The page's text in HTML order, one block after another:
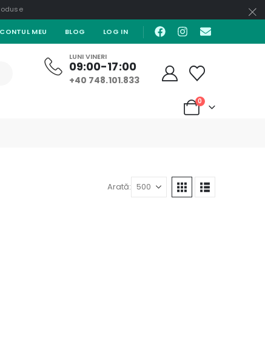
CONTUL MEU BLOG LOG IN
LUNI VINERI
09:00-17:00
+40 748.101.833
0
Arată: